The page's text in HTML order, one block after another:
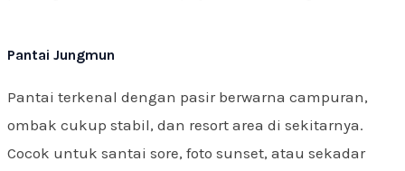
Pantai Jungmun
Pantai terkenal dengan pasir berwarna campuran,
ombak cukup stabil, dan resort area di sekitarnya.
Cocok untuk santai sore, foto sunset, atau sekadar